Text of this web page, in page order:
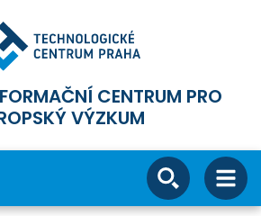
CENTRUM PRO
VÝZKUM